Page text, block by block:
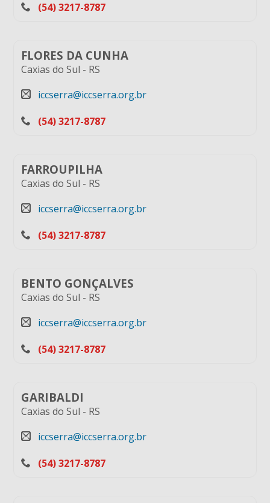
(54) 3217-8787
FLORES DA CUNHA
Caxias do Sul - RS
iccserra@iccserra.org.br
(54) 3217-8787
FARROUPILHA
Caxias do Sul - RS
iccserra@iccserra.org.br
(54) 3217-8787
BENTO GONÇALVES
Caxias do Sul - RS
iccserra@iccserra.org.br
(54) 3217-8787
GARIBALDI
Caxias do Sul - RS
iccserra@iccserra.org.br
(54) 3217-8787